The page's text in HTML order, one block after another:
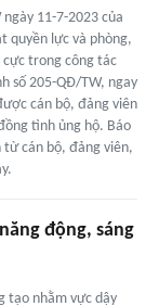
11-7-2023 của
quyền lực và phòng,
trong công tác
số 205-QĐ/TW, ngay
cán bộ, đảng viên
tình ủng hộ. Báo
từ cán bộ, đảng viên,
động, sáng
tạo nhằm vực dậy